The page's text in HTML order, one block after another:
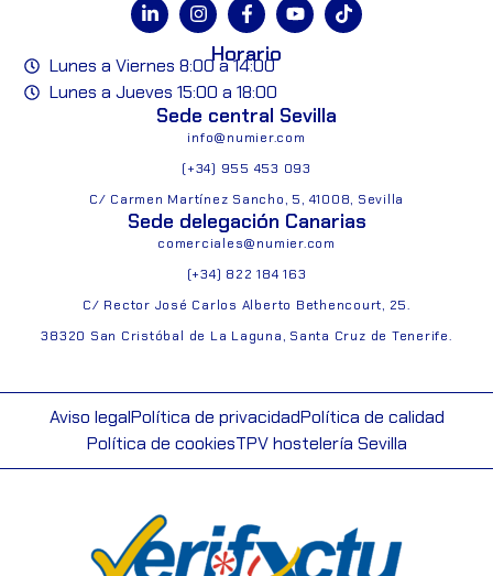
Horario
Lunes a Viernes 8:00 a 14:00
Lunes a Jueves 15:00 a 18:00
Sede central Sevilla
info@numier.com
(+34) 955 453 093
C/ Carmen Martínez Sancho, 5, 41008, Sevilla
Sede delegación Canarias
comerciales@numier.com
(+34) 822 184 163
C/ Rector José Carlos Alberto Bethencourt, 25.
38320 San Cristóbal de La Laguna, Santa Cruz de Tenerife.
Aviso legalPolítica de privacidadPolítica de calidad
Política de cookiesTPV hostelería Sevilla